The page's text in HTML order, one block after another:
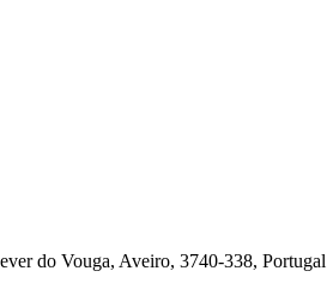
do Vouga, Aveiro, 3740-338, Portugal